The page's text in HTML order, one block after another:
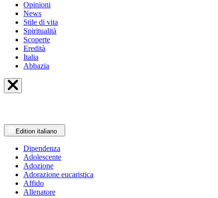
Opinioni
News
Stile di vita
Spiritualità
Scoperte
Eredità
Italia
Abbazia
Edition italiano
Dipendenza
Adolescente
Adozione
Adorazione eucaristica
Affido
Allenatore